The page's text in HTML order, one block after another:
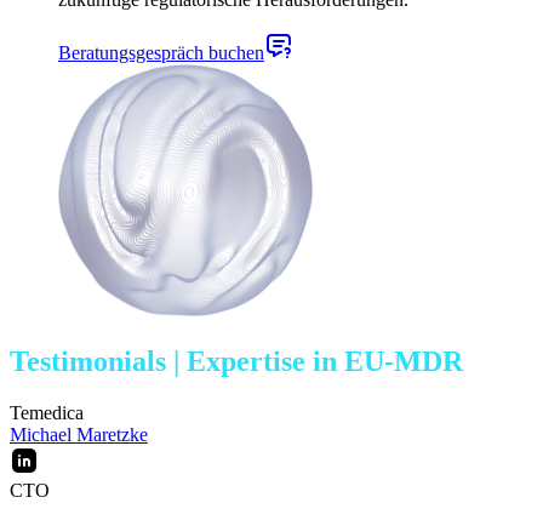
Beratungsgespräch buchen
Testimonials | Expertise in EU-MDR
Temedica
Michael Maretzke
CTO